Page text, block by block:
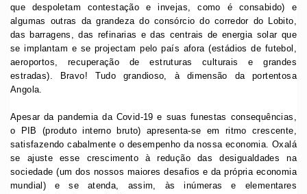
que despoletam contestação e invejas, como é consabido) e
algumas outras da grandeza do consórcio do corredor do Lobito,
das barragens, das refinarias e das centrais de energia solar que
se implantam e se projectam pelo país afora (estádios de futebol,
aeroportos, recuperação de estruturas culturais e grandes
estradas). Bravo! Tudo grandioso, à dimensão da portentosa
Angola.
Apesar da pandemia da Covid-19 e suas funestas consequências,
o PIB (produto interno bruto) apresenta-se em ritmo crescente,
satisfazendo cabalmente o desempenho da nossa economia. Oxalá
se ajuste esse crescimento à redução das desigualdades na
sociedade (um dos nossos maiores desafios e da própria economia
mundial) e se atenda, assim, às inúmeras e elementares